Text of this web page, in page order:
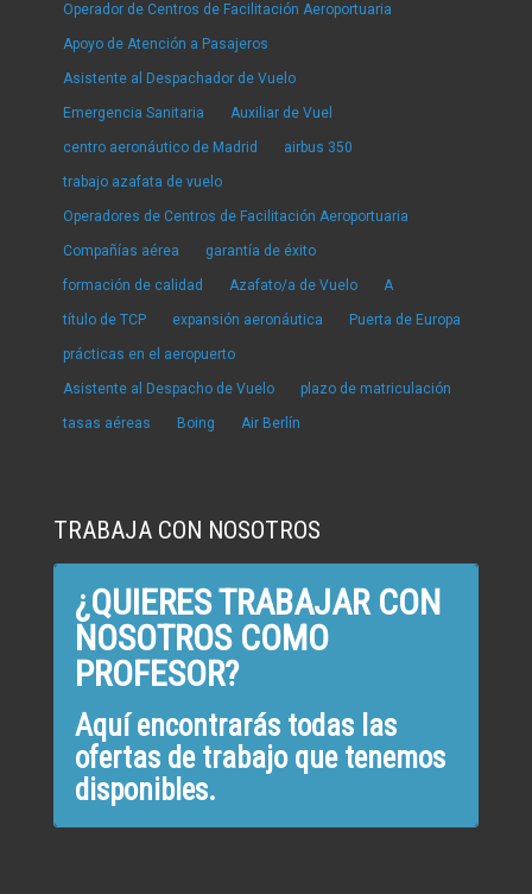
Operador de Centros de Facilitación Aeroportuaria
Apoyo de Atención a Pasajeros
Asistente al Despachador de Vuelo
Emergencia Sanitaria Auxiliar de Vuel
centro aeronáutico de Madrid airbus 350
trabajo azafata de vuelo
Operadores de Centros de Facilitación Aeroportuaria
Compañías aérea garantía de éxito
formación de calidad Azafato/a de Vuelo A
título de TCP expansión aeronáutica Puerta de Europa
prácticas en el aeropuerto
Asistente al Despacho de Vuelo plazo de matriculación
tasas aéreas Boing Air Berlín
TRABAJA CON NOSOTROS
¿QUIERES TRABAJAR CON
NOSOTROS COMO
PROFESOR?
Aquí encontrarás todas las
ofertas de trabajo que tenemos
disponibles.